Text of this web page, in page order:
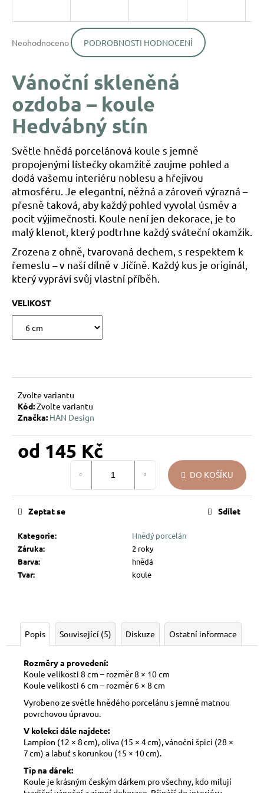
hodnocení
0,0
5
hvězdiček.
Neohodnoceno PODROBNOSTI HODNOCENÍ
Vánoční skleněná
ozdoba – koule
Hedvábný stín
Světle hnědá porcelánová koule s jemně
propojenými lístečky okamžitě zaujme pohled a
dodá vašemu interiéru noblesu a hřejivou
atmosféru. Je elegantní, něžná a zároveň výrazná –
přesně taková, aby každý pohled vyvolal úsměv a
pocit výjimečnosti. Koule není jen dekorace, je to
malý klenot, který podtrhne každý sváteční okamžik.
Zrozena z ohně, tvarovaná dechem, s respektem k
řemeslu – v naší dílně v Jičíně. Každý kus je originál,
který vypráví svůj vlastní příběh.
VELIKOST
Zvolte variantu
Kód:Zvolte variantu
Značka: HAN Design
od 145 Kč
DO KOŠÍKU
Kategorie:
Hnědý porcelán
Záruka:
2 roky
Barva:
hnědá
Tvar: koule
Zeptat se Sdílet
Popis Související (5) Diskuze Ostatní informace
Rozměry a provedení:
Koule velikosti 8 cm – rozměr 8 × 10 cm
Koule velikosti 6 cm – rozměr 6 × 8 cm
Vyrobeno ze světle hnědého porcelánu s jemně matnou
povrchovou úpravou.
V kolekci dále najdete:
Lampion (12 × 8 cm), oliva (15 × 4 cm), vánoční špici (28 ×
7 cm) a labuť s korunkou (15 × 10 cm).
Tip na dárek:
Koule je krásným českým dárkem pro všechny, kdo milují
í
?
HLEDAT
D
o
p
o
r
u
č
u
e
m
VÁNOČNÍ
SKLENĚNÁ
OZDOBA
SE
JMÉNEM